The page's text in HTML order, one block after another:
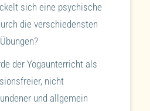
sich eine psychische
die verschiedensten
Übungen?
der Yogaunterricht als
nicht
und allgemein